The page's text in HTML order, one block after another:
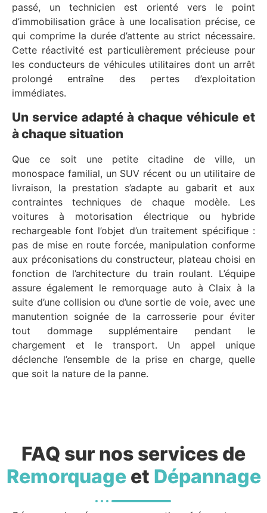
passé, un technicien est orienté vers le point
d’immobilisation grâce à une localisation précise, ce
qui comprime la durée d’attente au strict nécessaire.
Cette réactivité est particulièrement précieuse pour
les conducteurs de véhicules utilitaires dont un arrêt
prolongé entraîne des pertes d’exploitation
immédiates.
Un service adapté à chaque véhicule et
à chaque situation
Que ce soit une petite citadine de ville, un
monospace familial, un SUV récent ou un utilitaire de
livraison, la prestation s’adapte au gabarit et aux
contraintes techniques de chaque modèle. Les
voitures à motorisation électrique ou hybride
rechargeable font l’objet d’un traitement spécifique :
pas de mise en route forcée, manipulation conforme
aux préconisations du constructeur, plateau choisi en
fonction de l’architecture du train roulant. L’équipe
assure également le remorquage auto à Claix à la
suite d’une collision ou d’une sortie de voie, avec une
manutention soignée de la carrosserie pour éviter
tout dommage supplémentaire pendant le
chargement et le transport. Un appel unique
déclenche l’ensemble de la prise en charge, quelle
que soit la nature de la panne.
FAQ sur nos services de
Remorquageet Dépannage